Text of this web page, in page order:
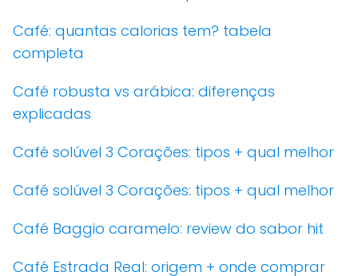
Café: quantas calorias tem? tabela
completa
Café robusta vs arábica: diferenças
explicadas
Café solúvel 3 Corações: tipos + qual melhor
Café solúvel 3 Corações: tipos + qual melhor
Café Baggio caramelo: review do sabor hit
Café Estrada Real: origem + onde comprar